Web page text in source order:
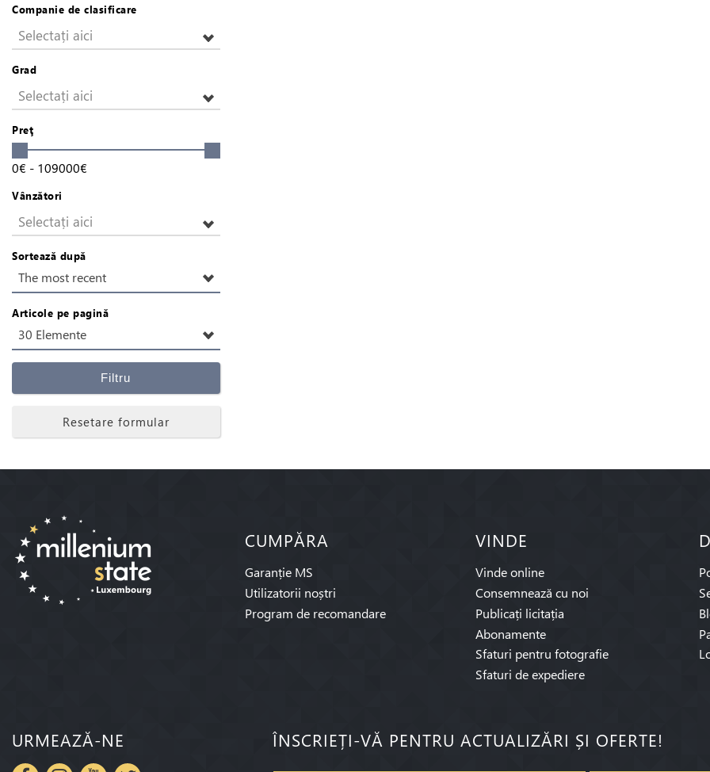
Companie de clasificare
Selectați aici
Grad
Selectați aici
Preţ
0€ - 109000€
Vânzători
Selectați aici
Sortează după
The most recent
Articole pe pagină
30 Elemente
Filtru
Resetare formular
CUMPĂRA
Garanție MS
Utilizatorii noștri
Program de recomandare
VINDE
Vinde online
Consemnează cu noi
Publicați licitația
Abonamente
Sfaturi pentru fotografie
Sfaturi de expediere
URMEAZĂ-NE ÎNSCRIEȚI-VĂ PENTRU ACTUALIZĂRI ȘI OFERTE!